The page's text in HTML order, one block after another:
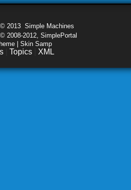
2013 Simple Machines
2008-2012, SimplePortal
| Skin Samp
Topics XML